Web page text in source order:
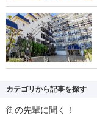
カテゴリから記事を探す
街の先輩に聞く！